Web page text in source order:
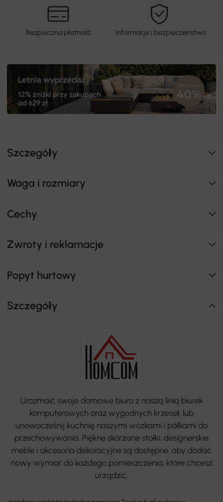
Bezpieczna płatność Informacje i bezpieczeństwo
Szczegóły
Waga i rozmiary
Cechy
Zwroty i reklamacje
Popyt hurtowy
Szczegóły
Urozmaić swoje domowe biuro z naszą linią biurek
komputerowych oraz wygodnych krzeseł, lub
unowocześnij kuchnię naszymi wózkami i półkami do
przechowywania. Piękne skórzane stołki, designerskie
meble i akcesoria dekoracyjne są dostępne, aby dodać
nowy wymiar do każdego pomieszczenia, które chcesz
urządzić.